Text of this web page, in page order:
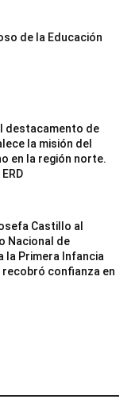
de la Educación
destacamento de
la misión del
en la región norte.
Castillo al
Nacional de
la Primera Infancia
recobró confianza en